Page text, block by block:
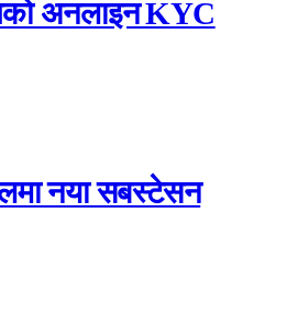
अनलाइन KYC
नया सबस्टेसन